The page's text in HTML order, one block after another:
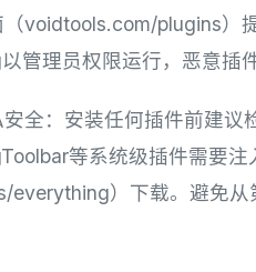
voidtools.com/plugins）
管理员权限运行，恶意插
全：安装任何插件前建议
等系统级插件需要
everything）下载。避免